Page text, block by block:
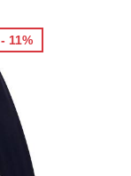
- 11%